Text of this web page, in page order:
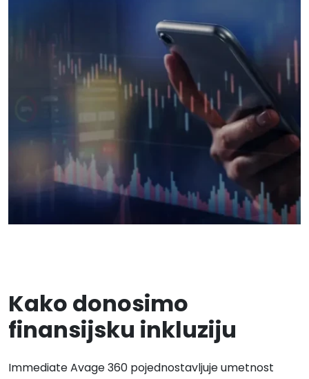
Kako donosimo
finansijsku inkluziju
Immediate Avage 360 pojednostavljuje umetnost